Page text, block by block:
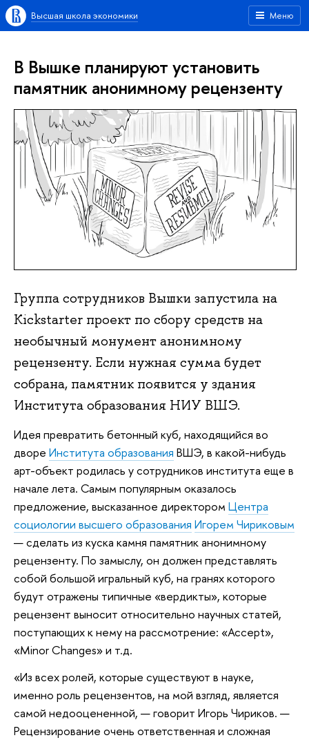
Меню
Высшая школа экономики
В Вышке планируют установить
памятник анонимному рецензенту
Группа сотрудников Вышки запустила на
Kickstarter проект по сбору средств на
необычный монумент анонимному
рецензенту. Если нужная сумма будет
собрана, памятник появится у здания
Института образования НИУ ВШЭ.
Идея превратить бетонный куб, находящийся во
дворе Института образования ВШЭ, в какой-нибудь
арт-объект родилась у сотрудников института еще в
начале лета. Самым популярным оказалось
предложение, высказанное директором Центра
социологии высшего образования Игорем Чириковым
— сделать из куска камня памятник анонимному
рецензенту. По замыслу, он должен представлять
собой большой игральный куб, на гранях которого
будут отражены типичные «вердикты», которые
рецензент выносит относительно научных статей,
поступающих к нему на рассмотрение: «Accept»,
«Minor Changes» и т.д.
«Из всех ролей, которые существуют в науке,
именно роль рецензентов, на мой взгляд, является
самой недооцененной, — говорит Игорь Чириков. —
Рецензирование очень ответственная и сложная